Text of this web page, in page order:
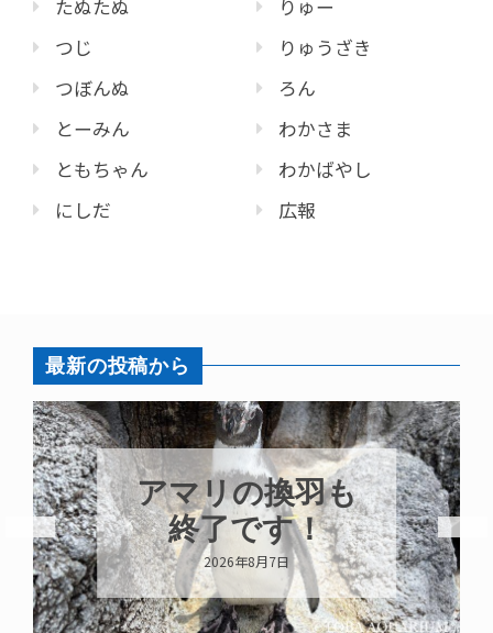
たぬたぬ
つじ
つぼんぬ
とーみん
ともちゃん
にしだ
りゅー
りゅうざき
ろん
わかさま
わかばやし
広報
最新の投稿から
アマリの換羽も
終了です！
2026年8月7日